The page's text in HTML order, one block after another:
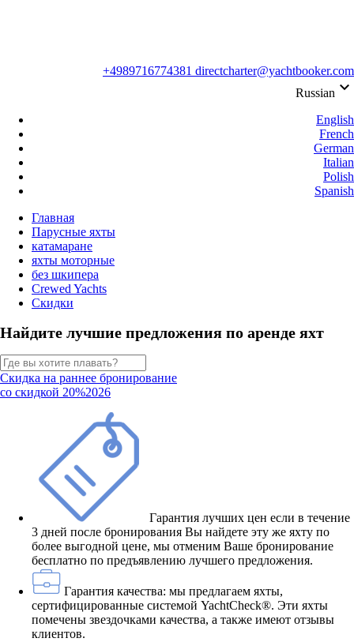
+4989716774381 directcharter@yachtbooker.com
Russian keyboard_arrow_down
English
French
German
Italian
Polish
Spanish
Главная
Парусные яхты
катамаране
яхты моторные
без шкипера
Crewed Yachts
Скидки
Найдите лучшие предложения по аренде яхт
Скидка на раннее бронирование
со скидкой 20%2026
Гарантия лучших цен если в течение
3 дней после бронирования Вы найдете эту же яхту по
более выгодной цене, мы отменим Ваше бронирование
бесплатно по предъявлению лучшего предложения.
Гарантия качества: мы предлагаем яхты,
сертифицированные системой YachtCheck®. Эти яхты
помечены звездочками качества, а также имеют отзывы
клиентов.